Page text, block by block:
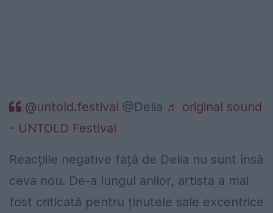
@untold.festival @Delia ♬ original sound
- UNTOLD Festival
Reacțiile negative față de Delia nu sunt însă
ceva nou. De-a lungul anilor, artista a mai
fost criticată pentru ținutele sale excentrice